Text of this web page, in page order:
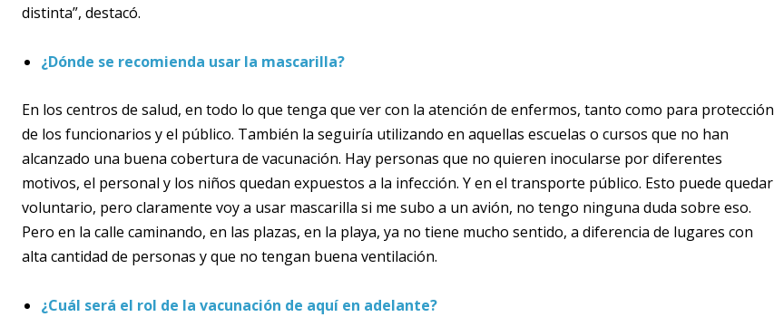
distinta”, destacó.
¿Dónde se recomienda usar la mascarilla?
En los centros de salud, en todo lo que tenga que ver con la atención de enfermos, tanto como para protección
de los funcionarios y el público. También la seguiría utilizando en aquellas escuelas o cursos que no han
alcanzado una buena cobertura de vacunación. Hay personas que no quieren inocularse por diferentes
motivos, el personal y los niños quedan expuestos a la infección. Y en el transporte público. Esto puede quedar
voluntario, pero claramente voy a usar mascarilla si me subo a un avión, no tengo ninguna duda sobre eso.
Pero en la calle caminando, en las plazas, en la playa, ya no tiene mucho sentido, a diferencia de lugares con
alta cantidad de personas y que no tengan buena ventilación.
¿Cuál será el rol de la vacunación de aquí en adelante?